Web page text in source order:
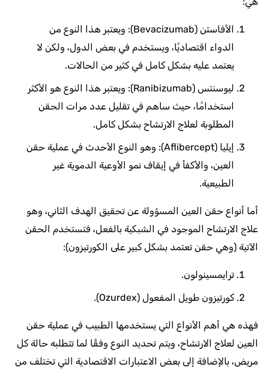
الأفاستن (Bevacizumab): ويعتبر هذا النوع من
الدواء اقتصاديًا، ويستخدم في بعض الدول، ولكن لا
يعتمد عليه بشكل كامل في كثير من الحالات.
ليوسنتس (Ranibizumab): ويعتبر هذا النوع هو الأكثر
استخدامًا، حيث ساهم في تقليل عدد مرات الحقن
المطلوبة لعلاج الارتشاح بشكل كامل.
إيليا (Aflibercept): وهو النوع الأحدث في عملية حقن
العين، والأكفأ في إيقاف نمو الأوعية الدموية غير
الطبيعية.
أما أنواع حقن العين المسؤولة عن تحقيق الهدف الثاني، وهو
علاج الارتشاح الموجود في الشبكية بالفعل، فتستخدم الحقن
الآتية (وهي حقن تعتمد بشكل كبير على الكورتيزون):
ترايمسينولون.
كورتيزون طويل المفعول (Ozurdex).
فهذه هي أهم الأنواع التي يستخدمها الطبيب في عملية حقن
العين لعلاج الارتشاح، ويتم تحديد النوع وفقًا لما تتطلبه حالة كل
مريض، بالإضافة إلى بعض الاعتبارات الاقتصادية التي تختلف من